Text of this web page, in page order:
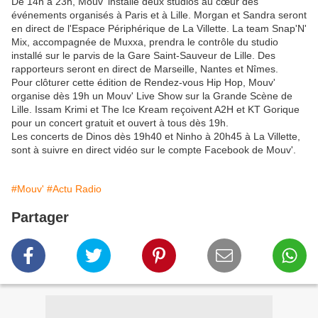
événements organisés à Paris et à Lille. Morgan et Sandra seront
en direct de l'Espace Périphérique de La Villette. La team Snap'N'
Mix, accompagnée de Muxxa, prendra le contrôle du studio
installé sur le parvis de la Gare Saint-Sauveur de Lille. Des
rapporteurs seront en direct de Marseille, Nantes et Nîmes.
Pour clôturer cette édition de Rendez-vous Hip Hop, Mouv'
organise dès 19h un Mouv' Live Show sur la Grande Scène de
Lille. Issam Krimi et The Ice Kream reçoivent A2H et KT Gorique
pour un concert gratuit et ouvert à tous dès 19h.
Les concerts de Dinos dès 19h40 et Ninho à 20h45 à La Villette,
sont à suivre en direct vidéo sur le compte Facebook de Mouv'.
#Mouv' #Actu Radio
Partager